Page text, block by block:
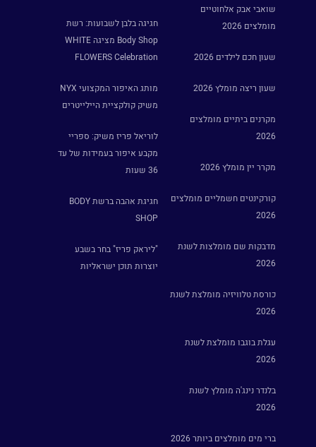
שואבי אבק אלחוטיים
מומלצים 2026
שעון חכם לילדים 2026
שעון ריצה מומלץ 2026
מקרנים ביתיים מומלצים
2026
מקרר יין מומלץ 2026
קורקינטים חשמליים מומלצים
2026
מדבקות שם מומלצות לשנת
2026
כורסת טלוויזיה מומלצת לשנת
2026
עגלת בוגבו מומלצת לשנת
2026
בלנדר נינג'ה מומלץ לשנת
2026
ברי מים מומלצים ביותר 2026
חגיגה בלבן לשבועות: רשת
Body Shop מציגה WHITE
FLOWERS Celebration
מותג האיפור המקצועי NYX
משיק קולקציית היילייטרים
לוריאל פריז משיק: ספריי
מקבע איפור בעמידות של עד
36 שעות
חגיגת אהבה ברשת BODY
SHOP
"ליראק פריז" בחר בשבע
יוצרות תוכן ישראליות